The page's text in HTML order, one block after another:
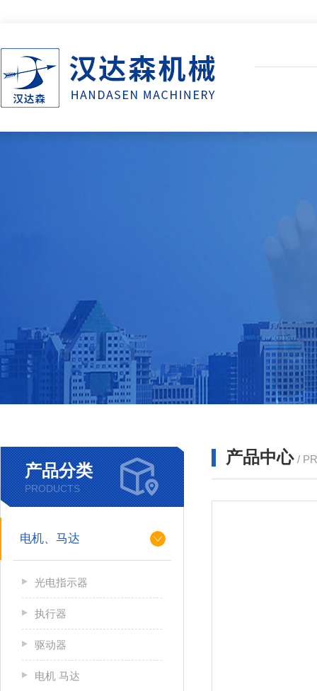
产品分类
PRODUCTS
电机、马达
光电指示器
执行器
驱动器
电机 马达
产品中心 /